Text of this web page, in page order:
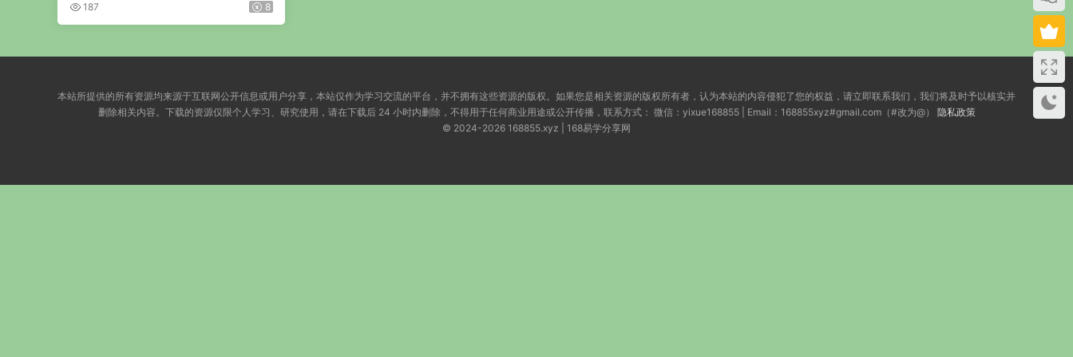
187 8
本站所提供的所有资源均来源于互联网公开信息或用户分享，本站仅作为学习交流的平台，并不拥有这些资源的版权。如果您是相关资源的版权所有者，认为本站的内容侵犯了您的权益，请立即联系我们，我们将及时予以核实并
删除相关内容。下载的资源仅限个人学习、研究使用，请在下载后 24 小时内删除，不得用于任何商业用途或公开传播，联系方式： 微信：yixue168855 | Email：168855xyz#gmail.com（#改为@） 隐私政策
© 2024-2026 168855.xyz | 168易学分享网